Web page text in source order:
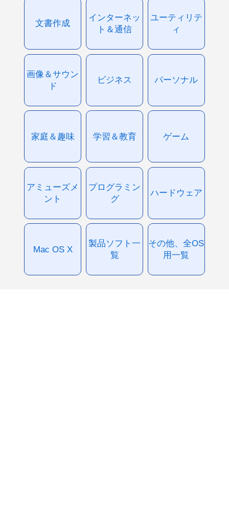
文書作成
インターネッ
ト＆通信
ユーティリテ
ィ
画像＆サウン
ド
ビジネス パーソナル
家庭＆趣味 学習＆教育 ゲーム
アミューズメ
ント
プログラミン
グ
ハードウェア
Mac OS X
製品ソフト一
覧
その他、全OS
用一覧